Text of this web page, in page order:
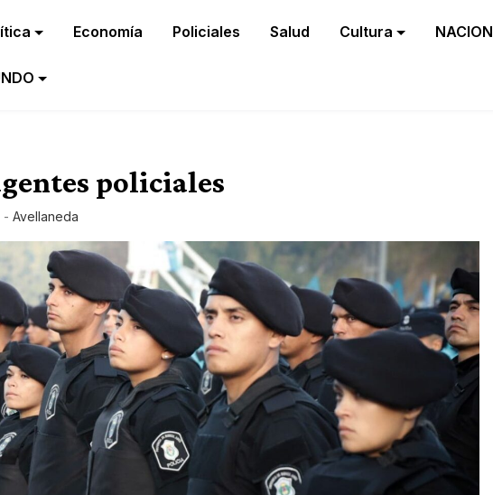
Economía Policiales Salud Cultura NACION
policiales
- Avellaneda